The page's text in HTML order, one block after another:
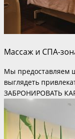
Массаж и СПА-
Мы предоставляем
выглядеть
ЗАБРОНИРОВАТЬ